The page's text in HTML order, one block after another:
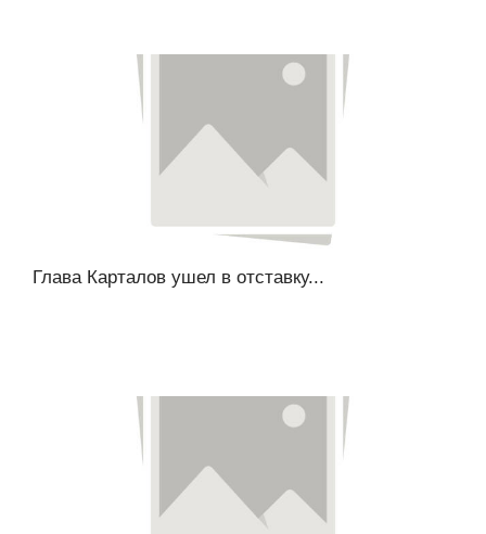
Глава Карталов ушел в отставку...